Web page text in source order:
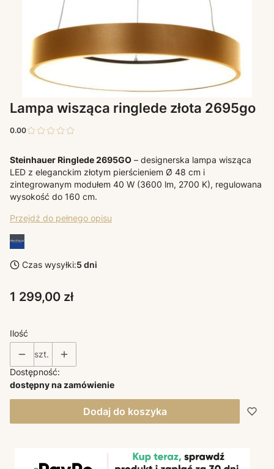
Lampa wisząca ringlede złota 2695go
0.00
Steinhauer Ringlede 2695GO – designerska lampa wisząca
LED z eleganckim złotym pierścieniem Ø 48 cm i
zintegrowanym modułem 40 W (3600 lm, 2700 K), regulowana
wysokość do 160 cm.
Przejdź do pełnego opisu
Czas wysyłki:5 dni
Cena
1 299,00 zł
Ilość
szt.
Dostępność:
dostępny na zamówienie
Dodaj do koszyka